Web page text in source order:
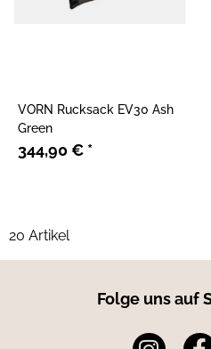
VORN Rucksack EV30 Ash
Green
344,90 € *
20 Artikel
Folge uns auf